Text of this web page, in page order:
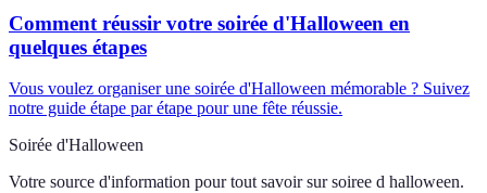
Comment réussir votre soirée d'Halloween en
quelques étapes
Vous voulez organiser une soirée d'Halloween mémorable ? Suivez
notre guide étape par étape pour une fête réussie.
Soirée d'Halloween
Votre source d'information pour tout savoir sur soiree d halloween.